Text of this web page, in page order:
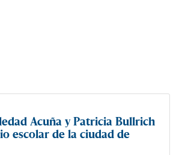
Acuña y Patricia Bullrich
escolar de la ciudad de